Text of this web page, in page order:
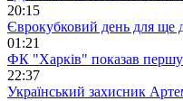
20:15
Єврокубковий день для ще
01:21
ФК "Харків" показав першу
22:37
Український захисник